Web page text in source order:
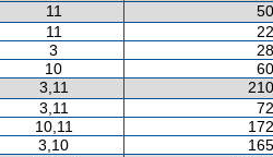
11
11
3
10
3,11
3,11
10,11
3,10